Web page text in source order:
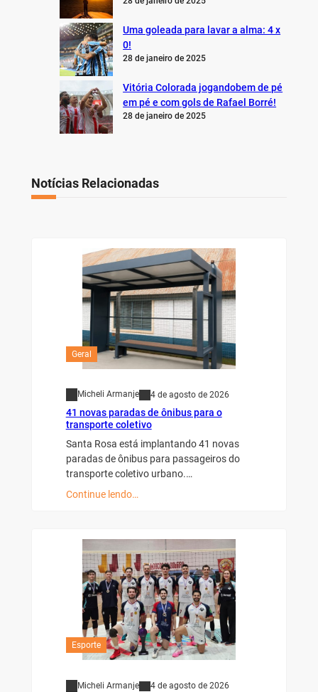
Uma goleada para lavar a alma: 4 x
0!
28 de janeiro de 2025
Vitória Colorada jogandobem de pé
em pé e com gols de Rafael Borré!
28 de janeiro de 2025
Notícias Relacionadas
Geral
Micheli Armanje 4 de agosto de 2026
41 novas paradas de ônibus para o
transporte coletivo
Santa Rosa está implantando 41 novas
paradas de ônibus para passageiros do
transporte coletivo urbano.…
Continue lendo…
Esporte
Micheli Armanje 4 de agosto de 2026